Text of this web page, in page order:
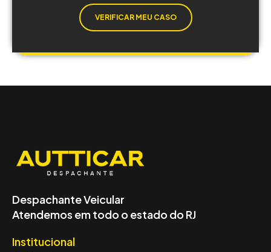
VERIFICAR MEU CASO
Despachante Veicular
Atendemos em todo o estado do RJ
Institucional